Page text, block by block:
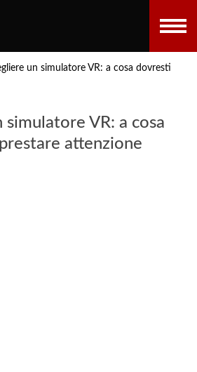
un simulatore VR: a cosa dovresti
simulatore VR: a cosa
attenzione